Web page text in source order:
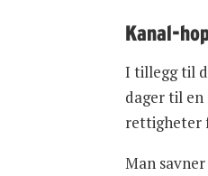
Kanal-
I tillegg til
dager til en
rettigheter
Man